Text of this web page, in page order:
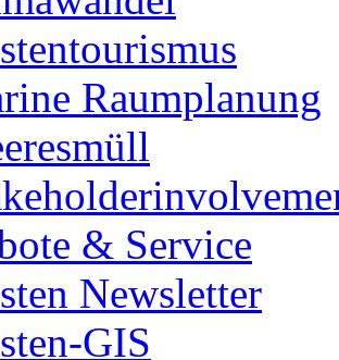
Raumplanung
& Service
Newsletter
GIS